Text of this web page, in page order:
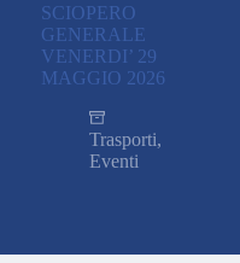
SCIOPERO
GENERALE
VENERDI’ 29
MAGGIO 2026
Trasporti,
Eventi